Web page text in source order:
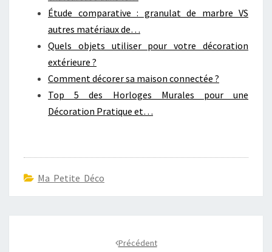
Étude comparative : granulat de marbre VS
autres matériaux de…
Quels objets utiliser pour votre décoration
extérieure ?
Comment décorer sa maison connectée ?
Top 5 des Horloges Murales pour une
Décoration Pratique et…
Ma Petite Déco
Précédent